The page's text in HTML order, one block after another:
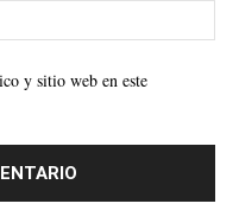
y sitio web en este